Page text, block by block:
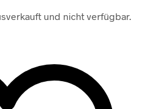
und nicht verfügbar.